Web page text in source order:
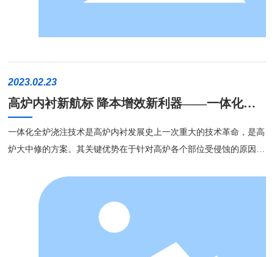
2023.02.23
高炉内衬新航标 降本增效新利器——一体化全
炉浇注技术
一体化全炉浇注技术是高炉内衬发展史上一次重大的技术革命，是高
炉大中修的方案。其关键优势在于针对高炉各个部位受侵蚀的原因，
论，采用的材料要求塑性成形，反应增强，材料要求严苛;改变传统
施工工艺，一次浇注成型，整个高炉内衬自下而上形成一个完整的整
体。该技术已成功应用于国内多项大型高炉项目。 传统的高炉
大修是使用组合砖将炉缸重新砌筑，冷却壁局部或整体进行更换，炉
身局部采用耐材进行喷补。这样的维修弊病也是十分明显，大量消耗